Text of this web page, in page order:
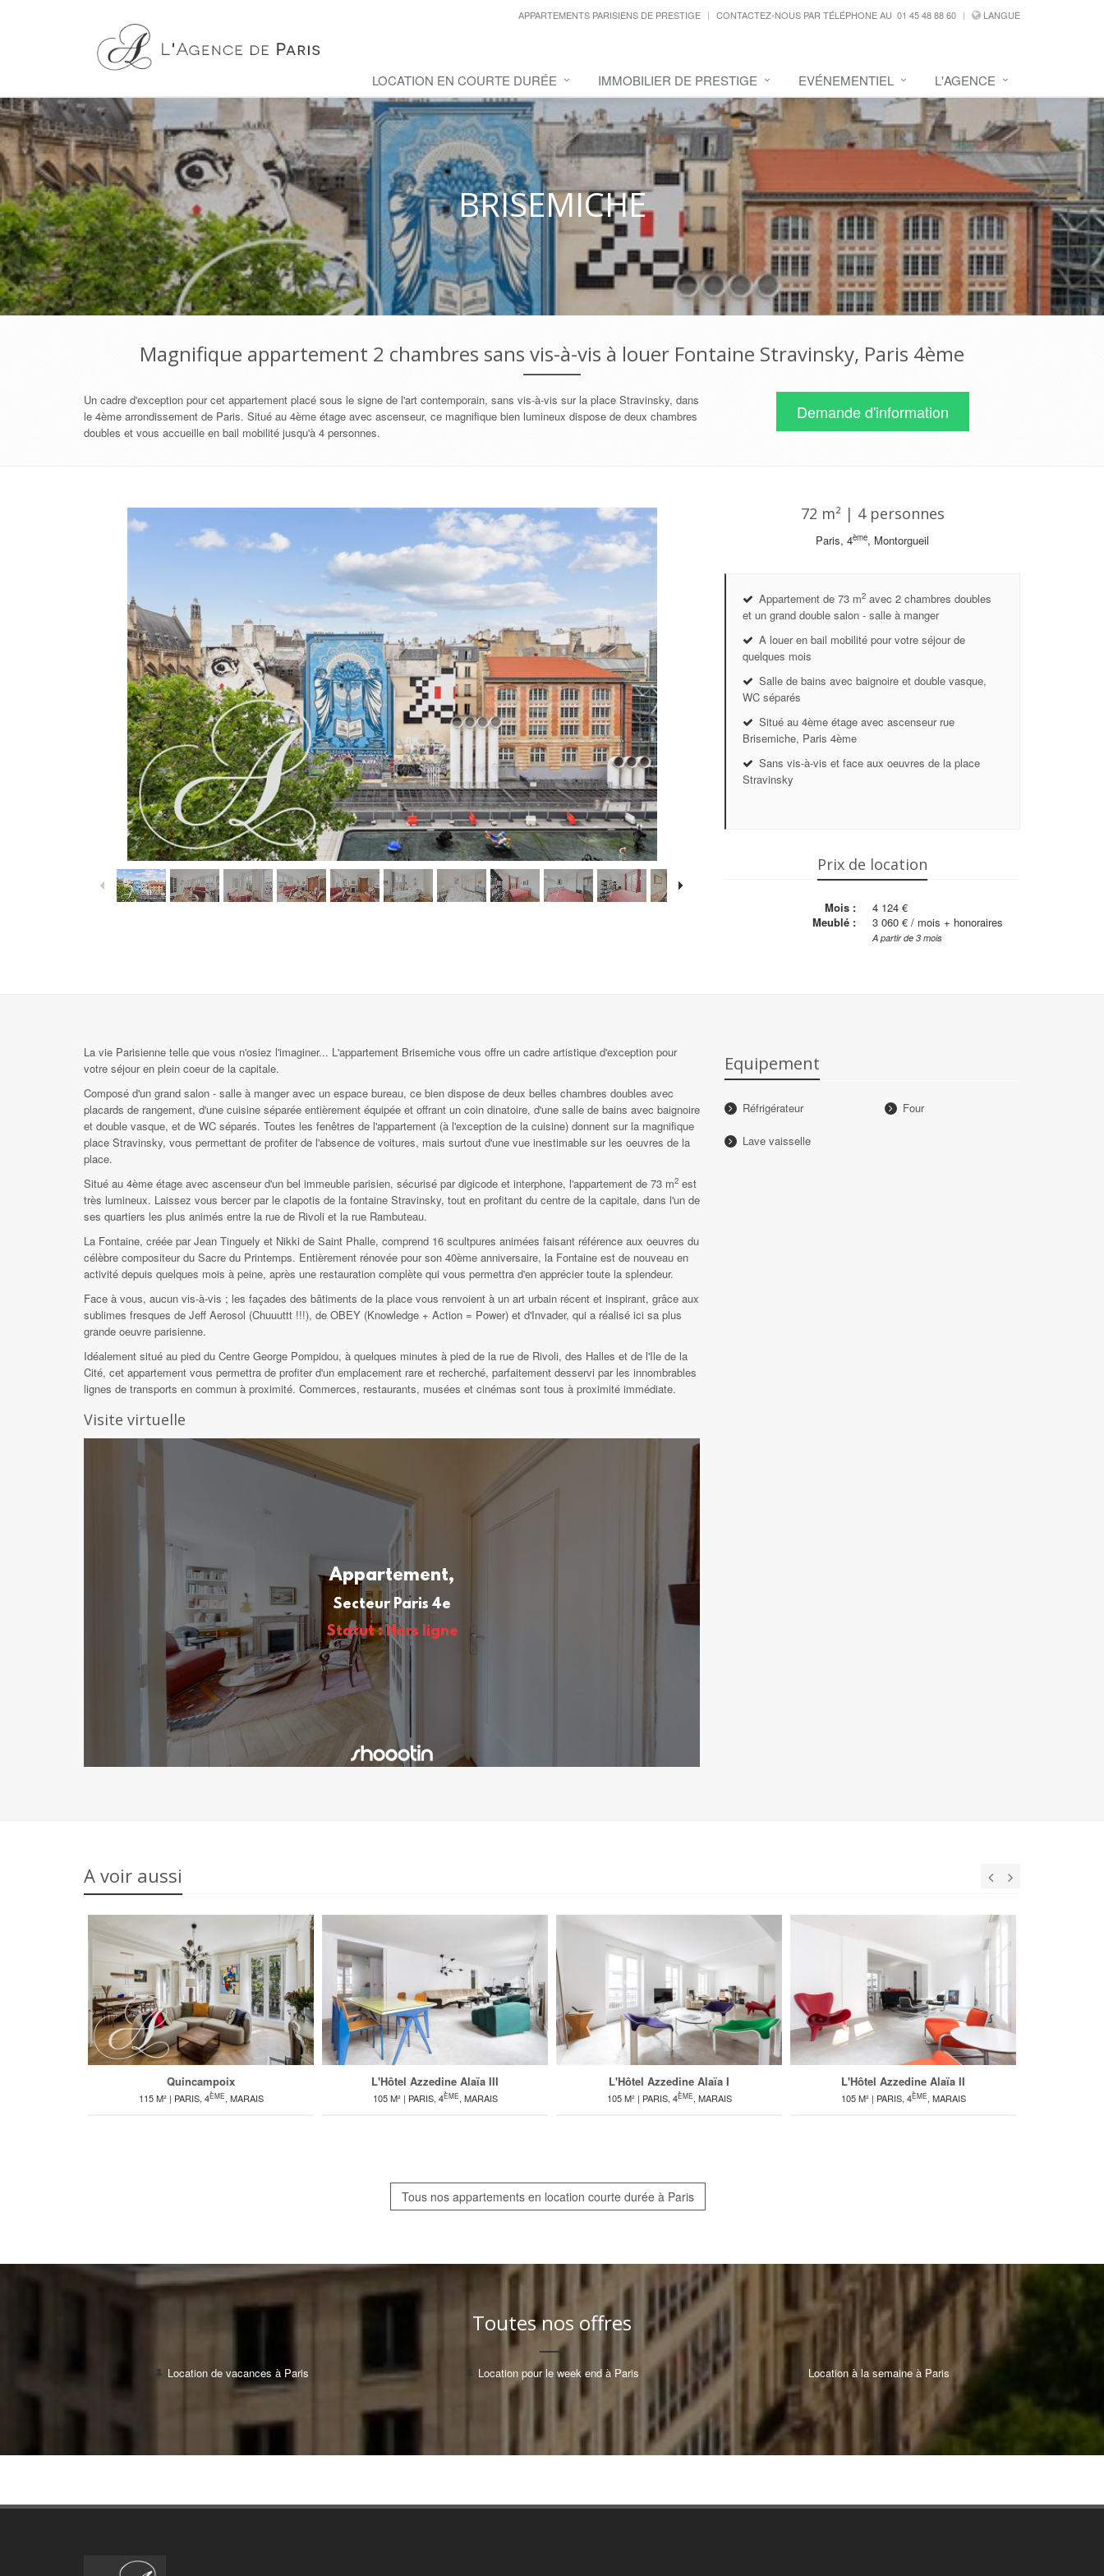
APPARTEMENTS PARISIENS DE PRESTIGE CONTACTEZ-NOUS PAR TÉLÉPHONE AU 01 45 48 88 60 LANGUE
LOCATION EN COURTE DURÉE IMMOBILIER DE PRESTIGE EVÉNEMENTIEL L'AGENCE
BRISEMICHE
Magnifique appartement 2 chambres sans vis-à-vis à louer Fontaine Stravinsky, Paris 4ème
Un cadre d'exception pour cet appartement placé sous le signe de l'art contemporain, sans vis-à-vis sur la place Stravinsky, dans
le 4ème arrondissement de Paris. Situé au 4ème étage avec ascenseur, ce magnifique bien lumineux dispose de deux chambres
doubles et vous accueille en bail mobilité jusqu'à 4 personnes.
Demande d'information
72 m² | 4 personnes
Paris, 4ème, Montorgueil
Appartement de 73 m2 avec 2 chambres doubles
et un grand double salon - salle à manger
A louer en bail mobilité pour votre séjour de
quelques mois
Salle de bains avec baignoire et double vasque,
WC séparés
Situé au 4ème étage avec ascenseur rue
Brisemiche, Paris 4ème
Sans vis-à-vis et face aux oeuvres de la place
Stravinsky
Prix de location
Mois :
4 124 €
Meublé :
3 060 € / mois + honoraires
A partir de 3 mois
La vie Parisienne telle que vous n'osiez l'imaginer... L'appartement Brisemiche vous offre un cadre artistique d'exception pour
votre séjour en plein coeur de la capitale.
Composé d'un grand salon - salle à manger avec un espace bureau, ce bien dispose de deux belles chambres doubles avec
placards de rangement, d'une cuisine séparée entièrement équipée et offrant un coin dinatoire, d'une salle de bains avec baignoire
et double vasque, et de WC séparés. Toutes les fenêtres de l'appartement (à l'exception de la cuisine) donnent sur la magnifique
place Stravinsky, vous permettant de profiter de l'absence de voitures, mais surtout d'une vue inestimable sur les oeuvres de la
place.
Situé au 4ème étage avec ascenseur d'un bel immeuble parisien, sécurisé par digicode et interphone, l'appartement de 73 m2 est
très lumineux. Laissez vous bercer par le clapotis de la fontaine Stravinsky, tout en profitant du centre de la capitale, dans l'un de
ses quartiers les plus animés entre la rue de Rivoli et la rue Rambuteau.
La Fontaine, créée par Jean Tinguely et Nikki de Saint Phalle, comprend 16 scultpures animées faisant référence aux oeuvres du
célèbre compositeur du Sacre du Printemps. Entièrement rénovée pour son 40ème anniversaire, la Fontaine est de nouveau en
activité depuis quelques mois à peine, après une restauration complète qui vous permettra d'en apprécier toute la splendeur.
Face à vous, aucun vis-à-vis ; les façades des bâtiments de la place vous renvoient à un art urbain récent et inspirant, grâce aux
sublimes fresques de Jeff Aerosol (Chuuuttt !!!), de OBEY (Knowledge + Action = Power) et d'Invader, qui a réalisé ici sa plus
grande oeuvre parisienne.
Idéalement situé au pied du Centre George Pompidou, à quelques minutes à pied de la rue de Rivoli, des Halles et de l'Ile de la
Cité, cet appartement vous permettra de profiter d'un emplacement rare et recherché, parfaitement desservi par les innombrables
lignes de transports en commun à proximité. Commerces, restaurants, musées et cinémas sont tous à proximité immédiate.
Visite virtuelle
Equipement
Réfrigérateur Four
Lave vaisselle
A voir aussi
Quincampoix
115 M² | PARIS, 4ÈME, MARAIS
L'Hôtel Azzedine Alaïa III
105 M² | PARIS, 4ÈME, MARAIS
L'Hôtel Azzedine Alaïa I
105 M² | PARIS, 4ÈME, MARAIS
L'Hôtel Azzedine Alaïa II
105 M² | PARIS, 4ÈME, MARAIS
Tous nos appartements en location courte durée à Paris
Toutes nos offres
Location de vacances à Paris Location pour le week end à Paris Location à la semaine à Paris